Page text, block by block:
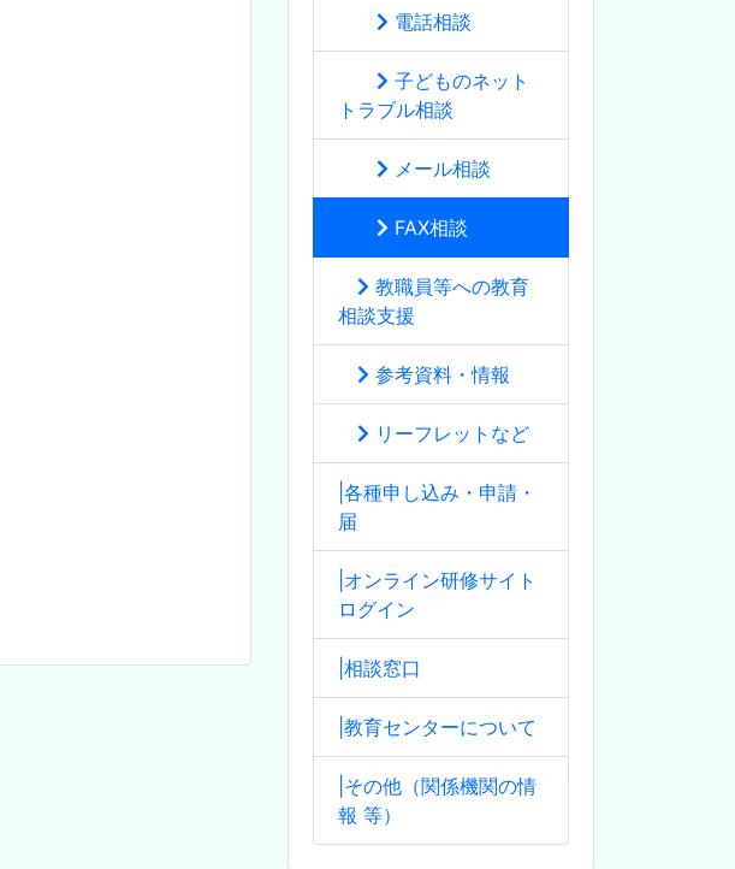
電話相談
子どものネット
トラブル相談
メール相談
FAX相談
教職員等への教育
相談支援
参考資料・情報
リーフレットなど
|各種申し込み・申請・
届
|オンライン研修サイト
ログイン
|相談窓口
|教育センターについて
|その他（関係機関の情
報 等）